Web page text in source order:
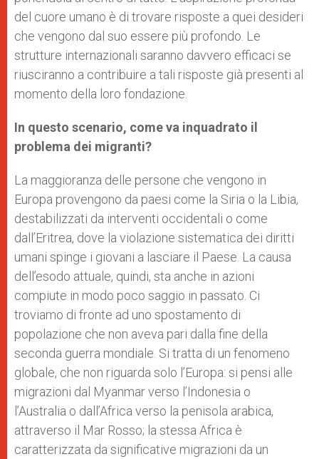
del cuore umano è di trovare risposte a quei desideri
che vengono dal suo essere più profondo. Le
strutture internazionali saranno davvero efficaci se
riusciranno a contribuire a tali risposte già presenti al
momento della loro fondazione.
In questo scenario, come va inquadrato il
problema dei migranti?
La maggioranza delle persone che vengono in
Europa provengono da paesi come la Siria o la Libia,
destabilizzati da interventi occidentali o come
dall’Eritrea, dove la violazione sistematica dei diritti
umani spinge i giovani a lasciare il Paese. La causa
dell’esodo attuale, quindi, sta anche in azioni
compiute in modo poco saggio in passato. Ci
troviamo di fronte ad uno spostamento di
popolazione che non aveva pari dalla fine della
seconda guerra mondiale. Si tratta di un fenomeno
globale, che non riguarda solo l’Europa: si pensi alle
migrazioni dal Myanmar verso l’Indonesia o
l’Australia o dall’Africa verso la penisola arabica,
attraverso il Mar Rosso; la stessa Africa è
caratterizzata da significative migrazioni da un